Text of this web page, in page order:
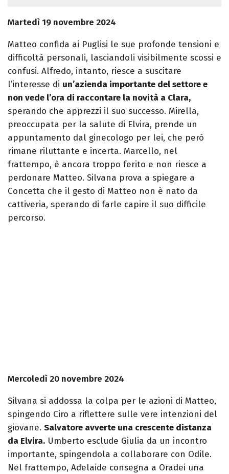
Martedì 19 novembre 2024
Matteo confida ai Puglisi le sue profonde tensioni e
difficoltà personali, lasciandoli visibilmente scossi e
confusi. Alfredo, intanto, riesce a suscitare
l’interesse di un’azienda importante del settore e
non vede l’ora di raccontare la novità a Clara,
sperando che apprezzi il suo successo. Mirella,
preoccupata per la salute di Elvira, prende un
appuntamento dal ginecologo per lei, che però
rimane riluttante e incerta. Marcello, nel
frattempo, è ancora troppo ferito e non riesce a
perdonare Matteo. Silvana prova a spiegare a
Concetta che il gesto di Matteo non è nato da
cattiveria, sperando di farle capire il suo difficile
percorso.
Mercoledì 20 novembre 2024
Silvana si addossa la colpa per le azioni di Matteo,
spingendo Ciro a riflettere sulle vere intenzioni del
giovane. Salvatore avverte una crescente distanza
da Elvira. Umberto esclude Giulia da un incontro
importante, spingendola a collaborare con Odile.
Nel frattempo, Adelaide consegna a Oradei una